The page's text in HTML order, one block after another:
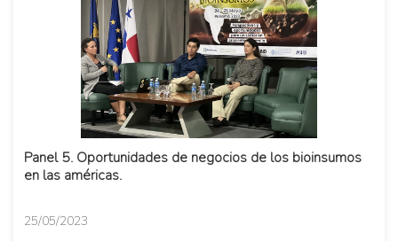
Panel 5. Oportunidades de negocios de los bioinsumos
en las américas.
25/05/2023